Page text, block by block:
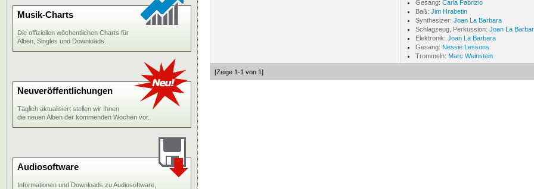
Gesang: Carla Fabrizio
Baß: Jim Hrabetin
Synthesizer: Joan La Barbara
Schlagzeug, Perkussion: Joan La
Elektronik: Joan La Barbara
Gesang: Nessie Lessons
Trommeln: Marc Weinstein
[Zeige 1-1 von 1]
Musik-Charts
Die offiziellen wöchentlichen Charts für
Alben, Singles und Downloads.
Neuveröffentlichungen
Täglich aktualisiert stellen wir Ihnen
die neuen Alben der kommenden Wochen vor.
Audiosoftware
Informationen und Downloads zu Audiosoftware,